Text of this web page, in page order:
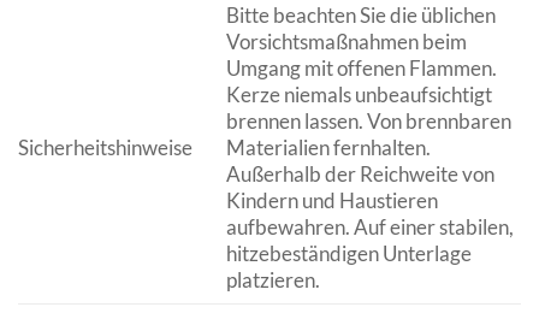
Sicherheitshinweise
Bitte beachten Sie die üblichen
Vorsichtsmaßnahmen beim
Umgang mit offenen Flammen.
Kerze niemals unbeaufsichtigt
brennen lassen. Von brennbaren
Materialien fernhalten.
Außerhalb der Reichweite von
Kindern und Haustieren
aufbewahren. Auf einer stabilen,
hitzebeständigen Unterlage
platzieren.